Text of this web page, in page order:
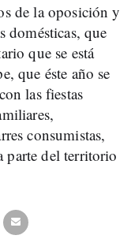
de la oposición y
domésticas, que
que se está
que éste año se
las fiestas
consumistas,
parte del territorio